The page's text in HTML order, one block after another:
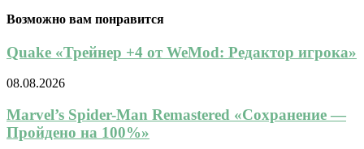
Возможно вам понравится
Quake «Трейнер +4 от WeMod: Редактор игрока»
08.08.2026
Marvel’s Spider-Man Remastered «Сохранение —
Пройдено на 100%»